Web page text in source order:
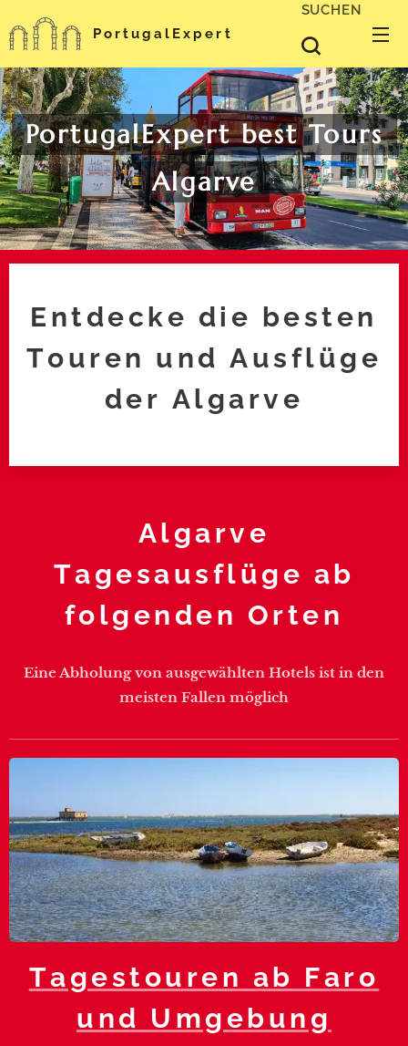
PortugalExpert
SUCHEN
PortugalExpert best Tours
Algarve
Entdecke die besten
Touren und Ausflüge
der Algarve
Algarve
Tagesausflüge ab
folgenden Orten
Eine Abholung von ausgewählten Hotels ist in den
meisten Fallen möglich
Tagestouren ab Faro
und Umgebung